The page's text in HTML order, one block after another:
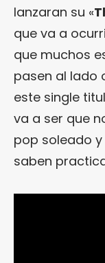
lanzaran su «
que va a
que muchos
pasen al lado
este single
va a ser que
pop soleado
saben